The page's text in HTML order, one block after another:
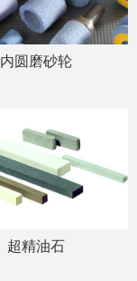
内圆磨砂轮
超精油石